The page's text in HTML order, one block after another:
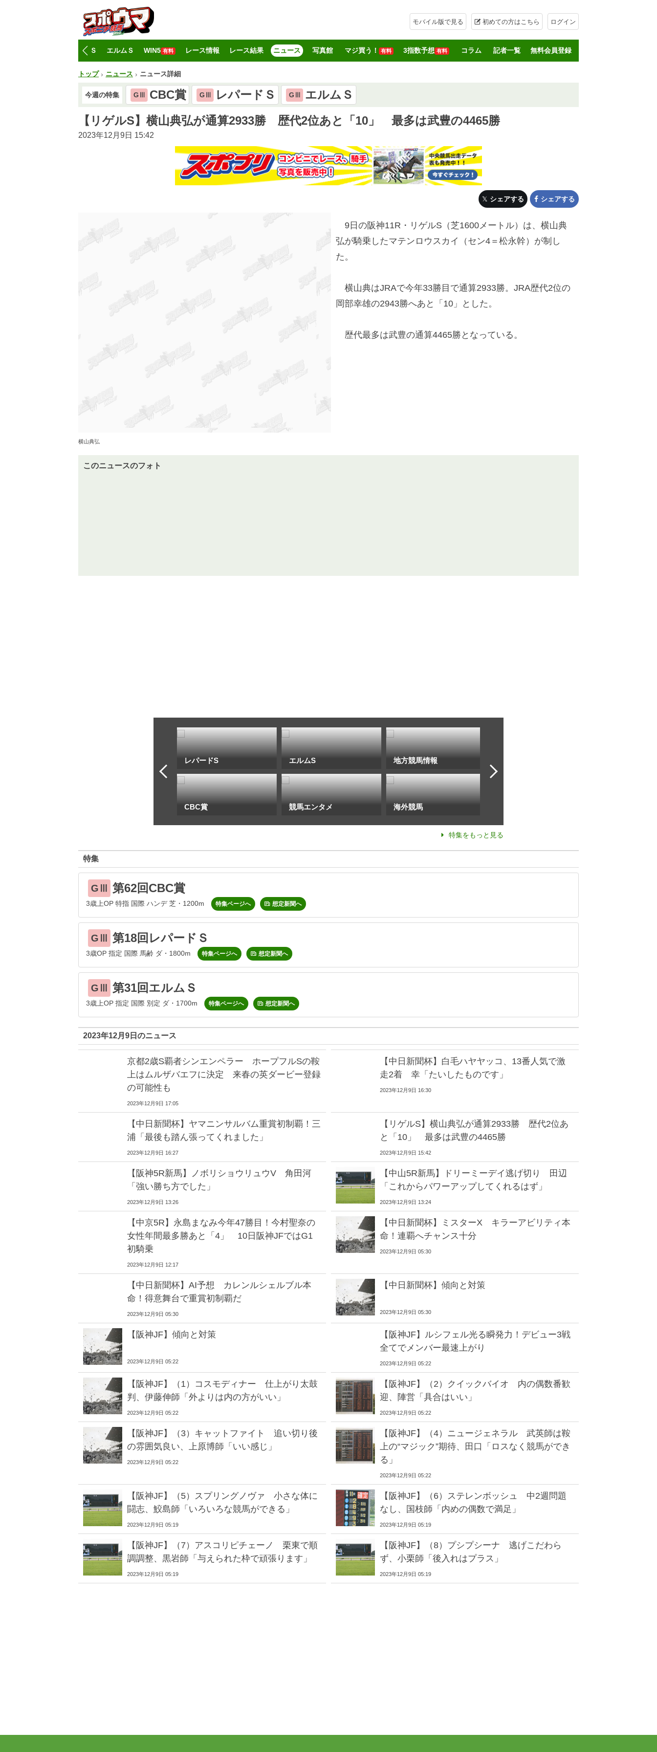
モバイル版で見る 初めての方はこちら ログイン
レパードＳ エルムＳ WIN5 有料 レース情報 レース結果 ニュース 写真館 マジ買う！ 有料 3指数予想 有料 コラム 記者一覧 無料会員登録
トップ ニュース ニュース詳細
今週の特集 GⅢ CBC賞 GⅢ レパードＳ GⅢ
エルムＳ
【リゲルS】横山典弘が通算2933勝 歴代2位あと「10」 最多は武豊の4465勝
2023年12月9日 15:42
シェアする シェアする
横山典弘
9日の阪神11R・リゲルS（芝1600メートル）は、横山典
弘が騎乗したマテンロウスカイ（セン4＝松永幹）が制し
た。
横山典はJRAで今年33勝目で通算2933勝。JRA歴代2位の
岡部幸雄の2943勝へあと「10」とした。
歴代最多は武豊の通算4465勝となっている。
このニュースのフォト
レパードS
CBC賞
エルムS
競馬エンタメ
地方競馬情報
海外競馬
特集をもっと見る
特集
GⅢ 第62回CBC賞
3歳上OP 特指 国際 ハンデ 芝・1200m 特集ページへ 想定新聞へ
GⅢ 第18回レパードＳ
3歳OP 指定 国際 馬齢 ダ・1800m 特集ページへ 想定新聞へ
GⅢ 第31回エルムＳ
3歳上OP 指定 国際 別定 ダ・1700m 特集ページへ 想定新聞へ
2023年12月9日のニュース
京都2歳S覇者シンエンペラー ホープフルSの鞍
上はムルザバエフに決定 来春の英ダービー登録
の可能性も
2023年12月9日 17:05
【中日新聞杯】白毛ハヤヤッコ、13番人気で激
走2着 幸「たいしたものです」
2023年12月9日 16:30
【中日新聞杯】ヤマニンサルバム重賞初制覇！三
浦「最後も踏ん張ってくれました」
2023年12月9日 16:27
【リゲルS】横山典弘が通算2933勝 歴代2位あ
と「10」 最多は武豊の4465勝
2023年12月9日 15:42
【阪神5R新馬】ノボリショウリュウV 角田河
「強い勝ち方でした」
2023年12月9日 13:26
【中山5R新馬】ドリーミーデイ逃げ切り 田辺
「これからパワーアップしてくれるはず」
2023年12月9日 13:24
【中京5R】永島まなみ今年47勝目！今村聖奈の
女性年間最多勝あと「4」 10日阪神JFではG1
初騎乗
2023年12月9日 12:17
【中日新聞杯】ミスターX キラーアビリティ本
命！連覇へチャンス十分
2023年12月9日 05:30
【中日新聞杯】AI予想 カレンルシェルブル本
命！得意舞台で重賞初制覇だ
2023年12月9日 05:30
【中日新聞杯】傾向と対策
2023年12月9日 05:30
【阪神JF】傾向と対策
2023年12月9日 05:22
【阪神JF】ルシフェル光る瞬発力！デビュー3戦
全てでメンバー最速上がり
2023年12月9日 05:22
【阪神JF】（1）コスモディナー 仕上がり太鼓
判、伊藤伸師「外よりは内の方がいい」
2023年12月9日 05:22
【阪神JF】（2）クイックバイオ 内の偶数番歓
迎、陣営「具合はいい」
2023年12月9日 05:22
【阪神JF】（3）キャットファイト 追い切り後
の雰囲気良い、上原博師「いい感じ」
2023年12月9日 05:22
【阪神JF】（4）ニュージェネラル 武英師は鞍
上の“マジック”期待、田口「ロスなく競馬ができ
る」
2023年12月9日 05:22
【阪神JF】（5）スプリングノヴァ 小さな体に
闘志、鮫島師「いろいろな競馬ができる」
2023年12月9日 05:19
【阪神JF】（6）ステレンボッシュ 中2週問題
なし、国枝師「内めの偶数で満足」
2023年12月9日 05:19
【阪神JF】（7）アスコリピチェーノ 栗東で順
調調整、黒岩師「与えられた枠で頑張ります」
2023年12月9日 05:19
【阪神JF】（8）プシプシーナ 逃げこだわら
ず、小栗師「後入れはプラス」
2023年12月9日 05:19